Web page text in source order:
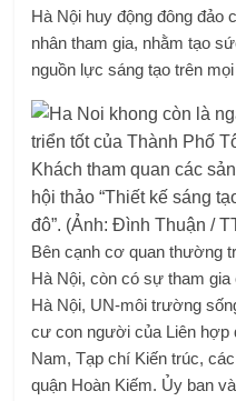
Hà Nội huy động đông
nhân tham gia, nhằm tạo
nguồn lực sáng tạo trên
Khách tham quan các
hội thảo “Thiết kế sáng
đô”. (Ảnh: Đình Thuận /
Bên cạnh cơ quan thường
Hà Nội, còn có sự tham
Hà Nội, UN-môi trường
cư con người của Liên hợp
Nam, Tạp chí Kiến trúc,
quận Hoàn Kiếm. Ủy ban